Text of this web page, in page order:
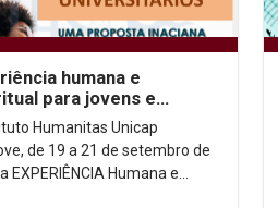
humana e
para jovens e
2025.2
Humanitas Unicap
de 19 a 21 de setembro de
EXPERIÊNCIA Humana e